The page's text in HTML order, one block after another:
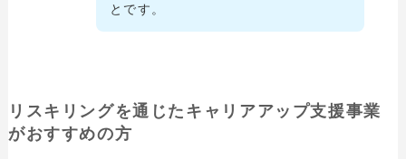
とです。
リスキリングを通じたキャリアアップ支援事業
がおすすめの方